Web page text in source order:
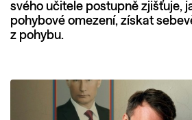
svého učitele postupně zjišťuje,
pohybové omezení, získat
z pohybu.